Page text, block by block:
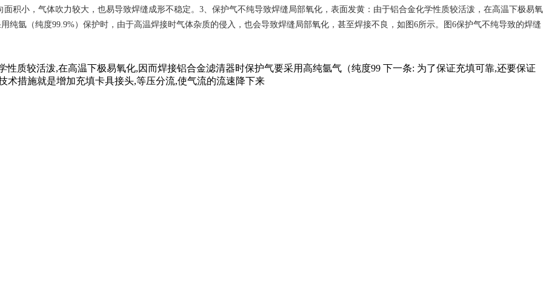
积小，气体吹力较大，也易导致焊缝成形不稳定。3、保护气不纯导致焊缝局部氧化，表面发黄：由于铝合金化学性质较活泼，在高温下极易氧
纯氩（纯度99.9%）保护时，由于高温焊接时气体杂质的侵入，也会导致焊缝局部氧化，甚至焊接不良，如图6所示。图6保护气不纯导致的焊缝
质较活泼,在高温下极易氧化,因而焊接铝合金滤清器时保护气要采用高纯氩气（纯度99 下一条: 为了保证充填可靠,还要保证
术措施就是增加充填卡具接头,等压分流,使气流的流速降下来